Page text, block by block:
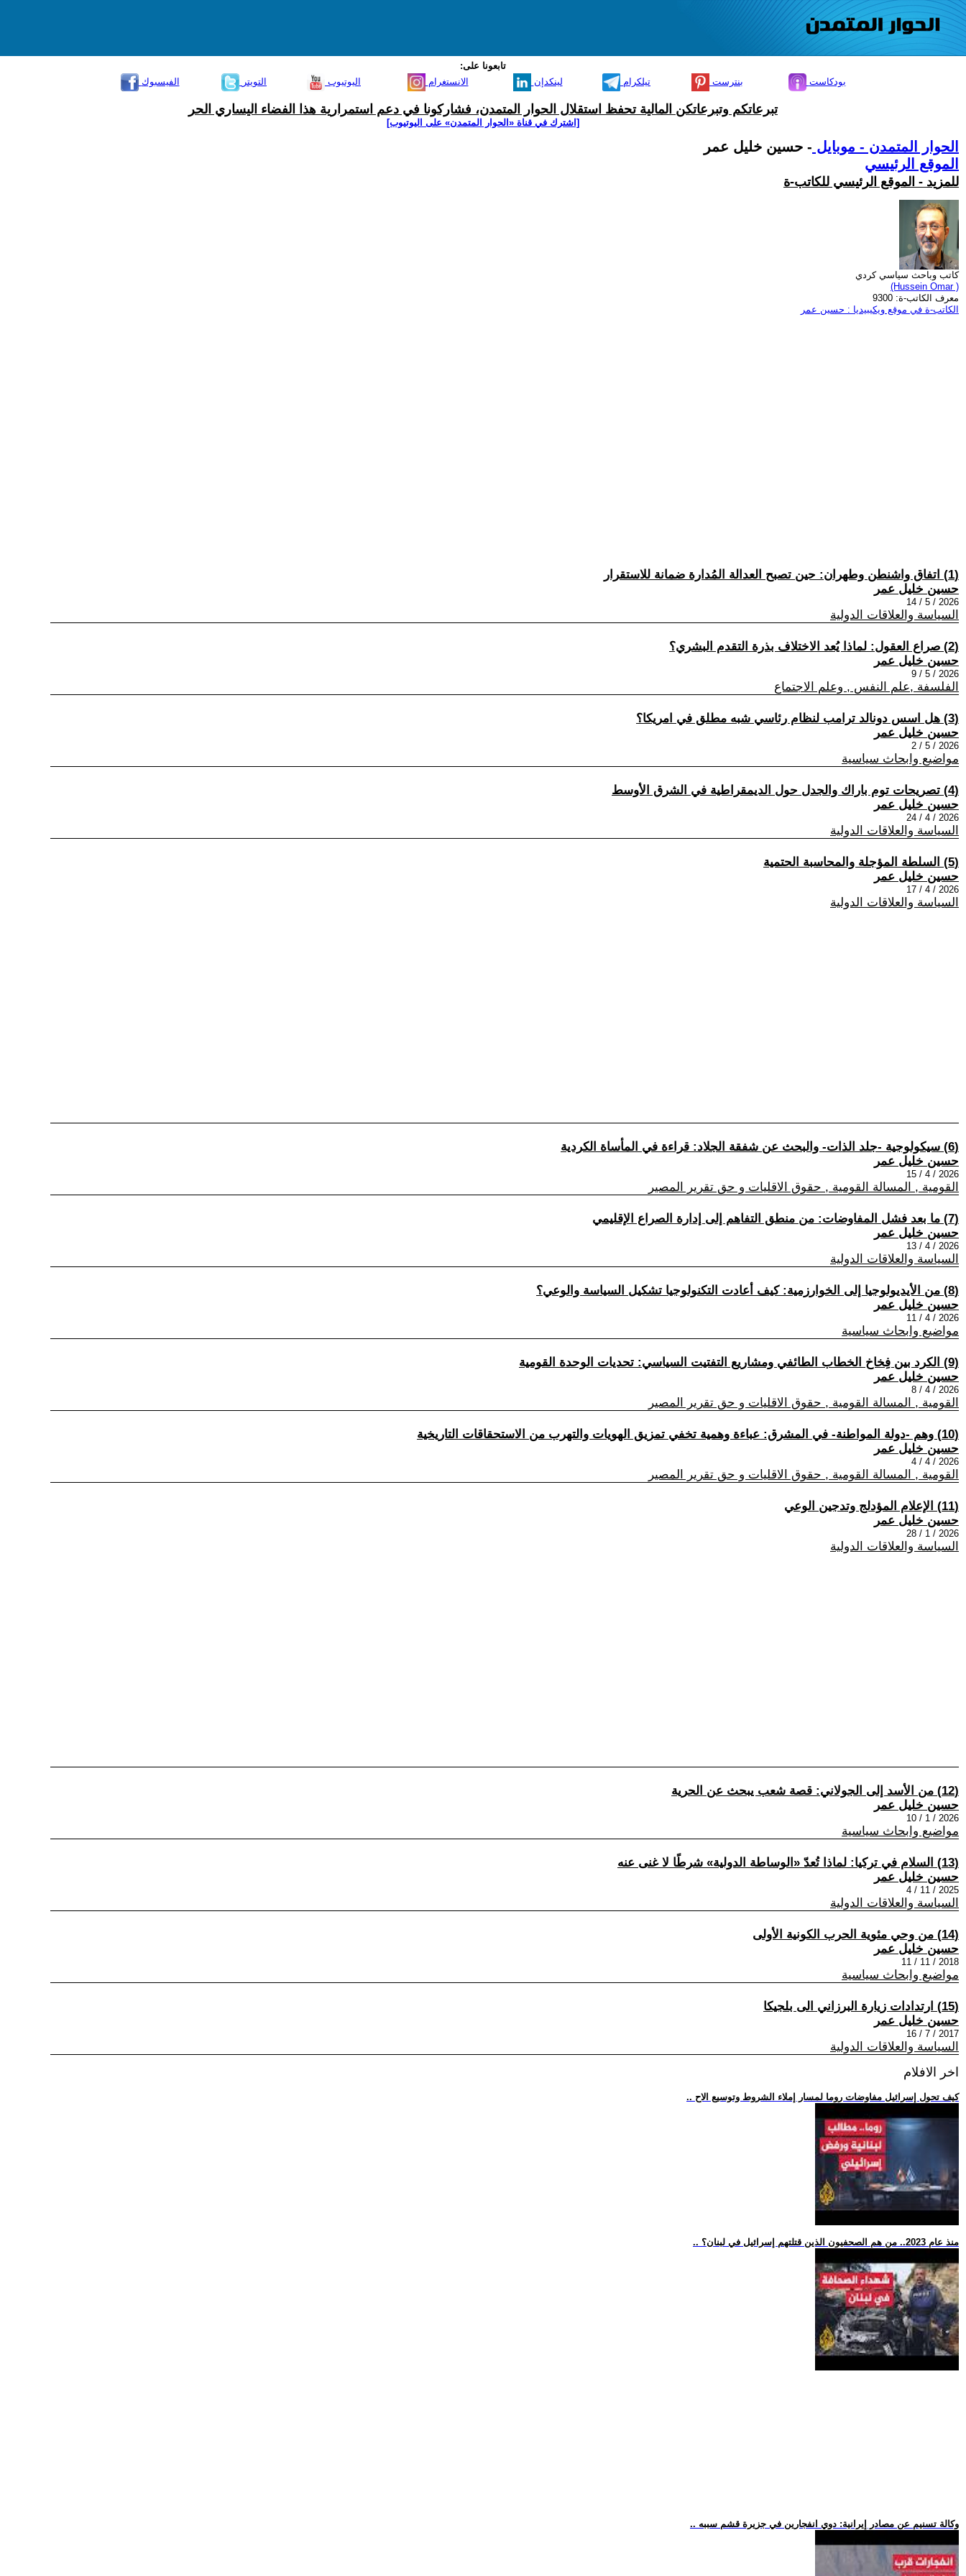
تابعونا على:
الفيسبوك
التويتر اليوتيوب الانستغرام لينكدإن تيلكرام بنترست بودكاست
تبرعاتكم وتبرعاتكن المالية تحفظ استقلال الحوار المتمدن، فشاركونا في دعم استمرارية هذا الفضاء اليساري الحر
[اشترك في قناة ‫«الحوار المتمدن» على اليوتيوب]
الحوار المتمدن - موبايل - حسين خليل عمر
الموقع الرئيسي
للمزيد - الموقع الرئيسي للكاتب-ة
كاتب وباحث سياسي كردي
(Hussein Omar )
معرف الكاتب-ة: 9300
الكاتب-ة في موقع ويكيبيديا : حسين عمر
(1) اتفاق واشنطن وطهران: حين تصبح العدالة المُدارة ضمانة للاستقرار
حسين خليل عمر
2026 / 5 / 14
السياسة والعلاقات الدولية
(2) صراع العقول: لماذا يُعد الاختلاف بذرة التقدم البشري؟
حسين خليل عمر
2026 / 5 / 9
الفلسفة ,علم النفس , وعلم الاجتماع
(3) هل اسس دونالد ترامب لنظام رئاسي شبه مطلق في امريكا؟
حسين خليل عمر
2026 / 5 / 2
مواضيع وابحاث سياسية
(4) تصريحات توم باراك والجدل حول الديمقراطية في الشرق الأوسط
حسين خليل عمر
2026 / 4 / 24
السياسة والعلاقات الدولية
(5) السلطة المؤجلة والمحاسبة الحتمية
حسين خليل عمر
2026 / 4 / 17
السياسة والعلاقات الدولية
(6) سيكولوجية -جلد الذات- والبحث عن شفقة الجلاد: قراءة في المأساة الكردية
حسين خليل عمر
2026 / 4 / 15
القومية , المسالة القومية , حقوق الاقليات و حق تقرير المصير
(7) ما بعد فشل المفاوضات: من منطق التفاهم إلى إدارة الصراع الإقليمي
حسين خليل عمر
2026 / 4 / 13
السياسة والعلاقات الدولية
(8) من الأيديولوجيا إلى الخوارزمية: كيف أعادت التكنولوجيا تشكيل السياسة والوعي؟
حسين خليل عمر
2026 / 4 / 11
مواضيع وابحاث سياسية
(9) الكرد بين فِخاخ الخطاب الطائفي ومشاريع التفتيت السياسي: تحديات الوحدة القومية
حسين خليل عمر
2026 / 4 / 8
القومية , المسالة القومية , حقوق الاقليات و حق تقرير المصير
(10) وهم -دولة المواطنة- في المشرق: عباءة وهمية تخفي تمزيق الهويات والتهرب من الاستحقاقات التاريخية
حسين خليل عمر
2026 / 4 / 4
القومية , المسالة القومية , حقوق الاقليات و حق تقرير المصير
(11) الإعلام المؤدلج وتدجين الوعي
حسين خليل عمر
2026 / 1 / 28
السياسة والعلاقات الدولية
(12) من الأسد إلى الجولاني: قصة شعب يبحث عن الحرية
حسين خليل عمر
2026 / 1 / 10
مواضيع وابحاث سياسية
(13) السلام في تركيا: لماذا تُعدّ «الوساطة الدولية» شرطًا لا غنى عنه
حسين خليل عمر
2025 / 11 / 4
السياسة والعلاقات الدولية
(14) من وحي مئوية الحرب الكونية الأولى
حسين خليل عمر
2018 / 11 / 11
مواضيع وابحاث سياسية
(15) ارتدادات زيارة البرزاني الى بلجيكا
حسين خليل عمر
2017 / 7 / 16
السياسة والعلاقات الدولية
اخر الافلام
.. كيف تحول إسرائيل مفاوضات روما لمسار إملاء الشروط وتوسيع الاح
.. منذ عام 2023.. من هم الصحفيون الذين قتلتهم إسرائيل في لبنان؟
.. وكالة تسنيم عن مصادر إيرانية: دوي انفجارين في جزيرة قشم سببه